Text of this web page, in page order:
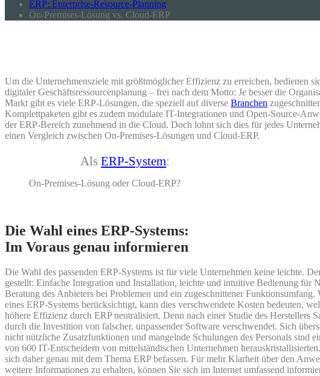
ERP: Enterprise-Resource-Planning
On-Premises-Lösung vs. Cloud-ERP
Um die Unternehmensziele mit größtmöglicher Effizienz zu erreichen, bedienen
digitaler Geschäftsressourcenplanung – frei nach dem Motto: Je besser die
Markt gibt es viele ERP-Lösungen, die speziell auf diverse Branchen
Komplettpaketen gibt es zudem modulare IT-Integrationen und Open-Source-
der ERP-Bereich zunehmend in die Cloud. Doch lohnt sich dies für jedes
einen Vergleich zwischen On-Premises-Lösungen und Cloud-ERP.
AlsERP-System:
On-Premises-Lösung oder Cloud-ERP?
Die Wahl eines ERP-Systems:
Im Voraus genau informieren
Die Wahl des passenden ERP-Systems ist für viele Unternehmen keine leichte.
gestellt: Einfache Integration und Installation, leichte und intuitive Bedienung für
Beratung des Anbieters bei Problemen und ein zugeschnittener
eines ERP-Systems berücksichtigt, kann dies verschwendete Kosten bedeuten,
höhere Effizienz durch ERP neutralisiert. Denn nach einer Studie des Herstellers
durch die Investition von falscher, unpassender Software verschwendet. Sich
nicht nützliche Zusatzfunktionen und mangelnde Schulungen des Personals sind
von 600 IT-Entscheidern von mittelständischen Unternehmen
sich daher genau mit dem Thema ERP befassen. Für mehr Klarheit über den
weitere Informationen zu erhalten, können Sie sich im Internet umfassend